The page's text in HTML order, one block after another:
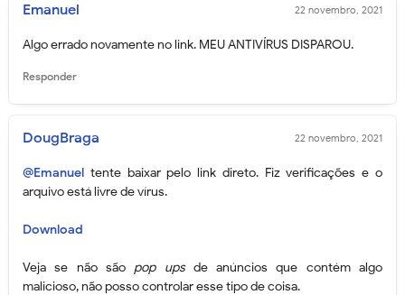
Emanuel 22 novembro, 2021
Algo errado novamente no link. MEU ANTIVÍRUS DISPAROU.
Responder
DougBraga 22 novembro, 2021
@Emanuel tente baixar pelo link direto. Fiz verificações e o
arquivo está livre de vírus.
Download
Veja se não são pop upsde anúncios que contém algo
malicioso, não posso controlar esse tipo de coisa.